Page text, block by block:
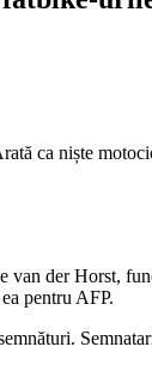
ca niște
der Horst,
pentru AFP.